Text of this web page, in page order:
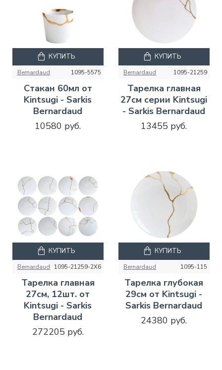
Bernardaud 1095-5575
Стакан 60мл от
Kintsugi - Sarkis
Bernardaud
10580 руб.
КУПИТЬ
Bernardaud 1095-21259
Тарелка главная
27см серии Kintsugi
- Sarkis Bernardaud
13455 руб.
КУПИТЬ
Bernardaud 1095-21259-2X6
Тарелка главная
27см, 12шт. от
Kintsugi - Sarkis
Bernardaud
272205 руб.
КУПИТЬ
Bernardaud 1095-115
Тарелка глубокая
29см от Kintsugi -
Sarkis Bernardaud
24380 руб.
КУПИТЬ